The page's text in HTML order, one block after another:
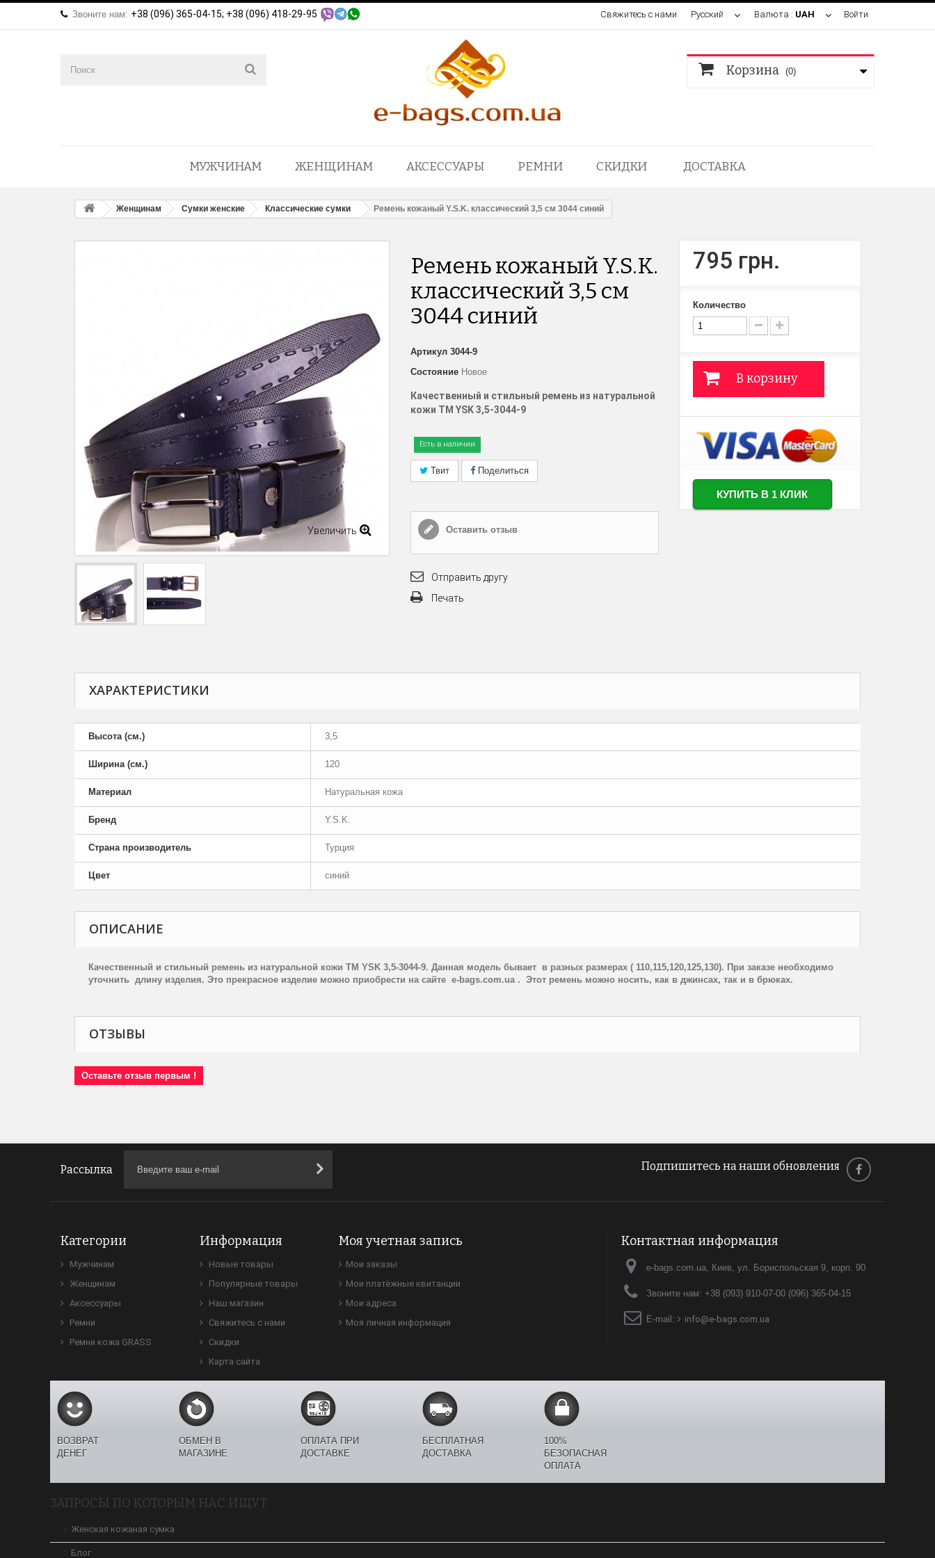
Войти
Валюта : UAH
Русский
Свяжитесь с нами
Звоните нам: +38 (096) 365-04-15; +38 (096) 418-29-95
Корзина (0)
МУЖЧИНАМ ЖЕНЩИНАМ АКСЕССУАРЫ РЕМНИ СКИДКИ ДОСТАВКА
Женщинам Сумки женские Классические сумки Ремень кожаный Y.S.K. классический 3,5 см 3044 синий
Увеличить
Ремень кожаный Y.S.K.
классический 3,5 см
3044 синий
Артикул 3044-9
Состояние Новое
Качественный и стильный ремень из натуральной
кожи ТМ YSK3,5-3044-9
Есть в наличии
Твит Поделиться
Оставить отзыв
Отправить другу
Печать
795 грн.
Количество
В корзину
КУПИТЬ В 1 КЛИК
ХАРАКТЕРИСТИКИ
Высота (см.) 3,5
Ширина (см.) 120
Материал Натуральная кожа
Бренд Y.S.K.
Страна производитель Турция
Цвет синий
ОПИСАНИЕ
Качественный и стильный ремень из натуральной кожи ТМ YSK 3,5-3044-9. Данная модель бывает в разных размерах ( 110,115,120,125,130). При заказе необходимо
уточнить длину изделия. Это прекрасное изделие можно приобрести на сайте e-bags.com.ua . Этот ремень можно носить, как в джинсах, так и в брюках.
ОТЗЫВЫ
Оставьте отзыв первым !
Рассылка Подпишитесь на наши обновления
Категории
Мужчинам
Женщинам
Аксессуары
Ремни
Ремни кожа GRASS
Информация
Новые товары
Популярные товары
Наш магазин
Свяжитесь с нами
Скидки
Карта сайта
Моя учетная запись
Мои заказы
Мои платёжные квитанции
Мои адреса
Моя личная информация
Контактная информация
e-bags.com.ua, Киев, ул. Бориспольская 9, корп. 90
Звоните нам: +38 (093) 910-07-00 (096) 365-04-15
E-mail: info@e-bags.com.ua
ВОЗВРАТ
ДЕНЕГ
ОБМЕН В
МАГАЗИНЕ
ОПЛАТА ПРИ
ДОСТАВКЕ
БЕСПЛАТНАЯ
ДОСТАВКА
100%
БЕЗОПАСНАЯ
ОПЛАТА
ЗАПРОСЫ ПО КОТОРЫМ НАС ИЩУТ
Женская кожаная сумка
Блог